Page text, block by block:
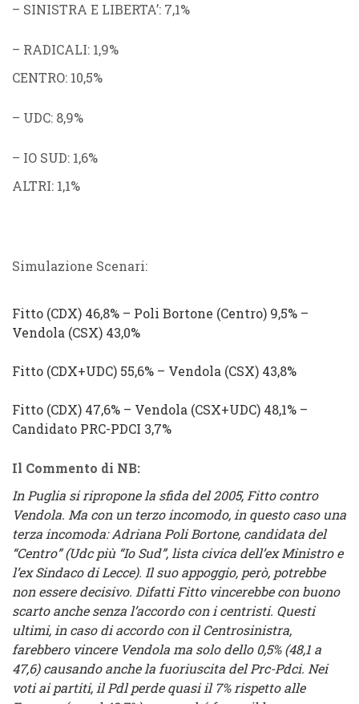
– SINISTRA E LIBERTA’: 7,1%
– RADICALI: 1,9%
CENTRO: 10,5%
– UDC: 8,9%
– IO SUD: 1,6%
ALTRI: 1,1%
Simulazione Scenari:
Fitto (CDX) 46,8% – Poli Bortone (Centro) 9,5% –
Vendola (CSX) 43,0%
Fitto (CDX+UDC) 55,6% – Vendola (CSX) 43,8%
Fitto (CDX) 47,6% – Vendola (CSX+UDC) 48,1% –
Candidato PRC-PDCI 3,7%
Il Commento di NB:
In Puglia si ripropone la sfida del 2005, Fitto contro
Vendola. Ma con un terzo incomodo, in questo caso una
terza incomoda: Adriana Poli Bortone, candidata del
“Centro” (Udc più “Io Sud”, lista civica dell’ex Ministro e
l’ex Sindaco di Lecce). Il suo appoggio, però, potrebbe
non essere decisivo. Difatti Fitto vincerebbe con buono
scarto anche senza l’accordo con i centristi. Questi
ultimi, in caso di accordo con il Centrosinistra,
farebbero vincere Vendola ma solo dello 0,5% (48,1 a
47,6) causando anche la fuoriuscita del Prc-Pdci. Nei
voti ai partiti, il Pdl perde quasi il 7% rispetto alle